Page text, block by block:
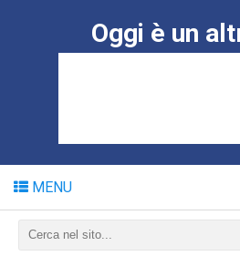
Oggi è un
MENU